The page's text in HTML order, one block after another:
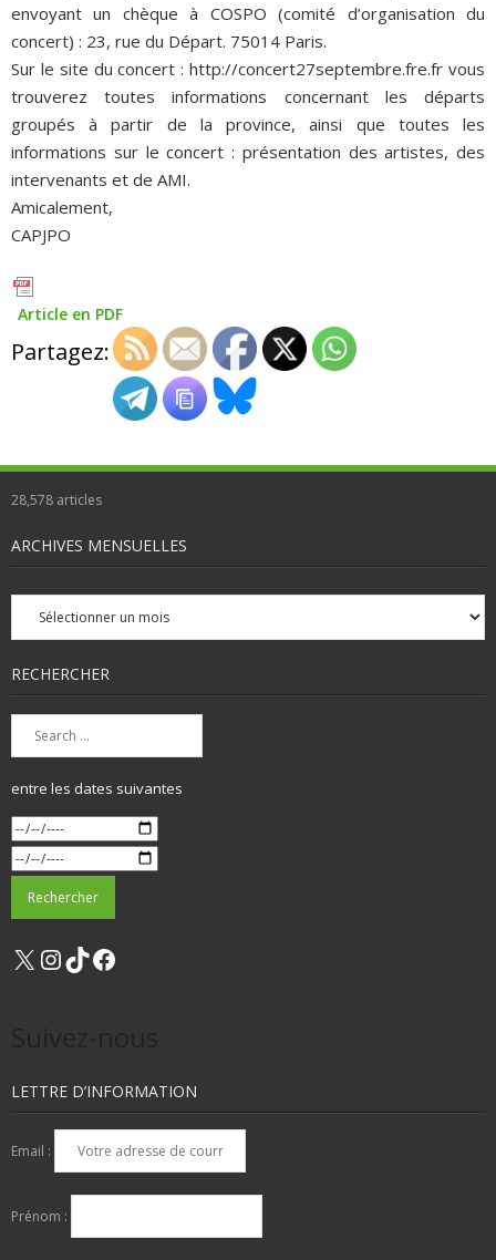
envoyant un chèque à COSPO (comité d’organisation du
concert) : 23, rue du Départ. 75014 Paris.
Sur le site du concert : http://concert27septembre.fre.fr vous
trouverez toutes informations concernant les départs
groupés à partir de la province, ainsi que toutes les
informations sur le concert : présentation des artistes, des
intervenants et de AMI.
Amicalement,
CAPJPO
Article en PDF
Partagez:
28,578 articles
ARCHIVES MENSUELLES
Archives
mensuelles
RECHERCHER
entre les dates suivantes
X Instagram
TikTok
LETTRE D’INFORMATION
Email :
Prénom :